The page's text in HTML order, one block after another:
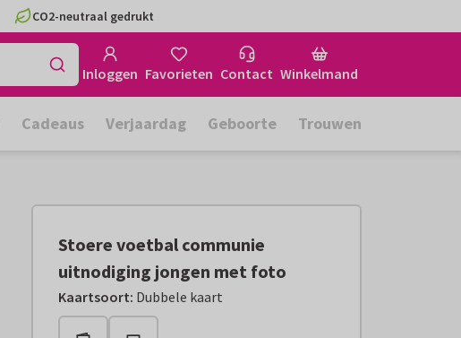
CO2-neutraal gedrukt
Inloggen Favorieten Contact Winkelmand
Cadeaus Verjaardag Geboorte Trouwen
Stoere voetbal communie
uitnodiging jongen met foto
Kaartsoort: Dubbele kaart